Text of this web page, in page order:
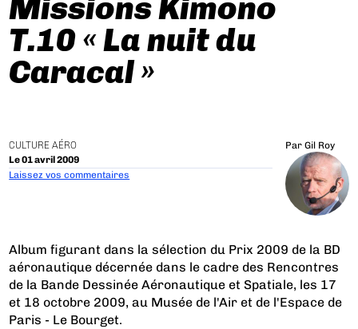
Missions Kimono
T.10 « La nuit du
Caracal »
CULTURE AÉRO
Le 01 avril 2009
Par Gil Roy
Laissez vos commentaires
Album figurant dans la sélection du Prix 2009 de la BD
aéronautique décernée dans le cadre des Rencontres
de la Bande Dessinée Aéronautique et Spatiale, les 17
et 18 octobre 2009, au Musée de l'Air et de l'Espace de
Paris - Le Bourget.